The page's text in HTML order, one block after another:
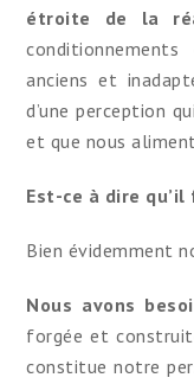
étroite de la
anciens et
d’une perception
et que nous
Est-ce à dire
Bien évidemment
Nous avons
forgée et
constitue notre